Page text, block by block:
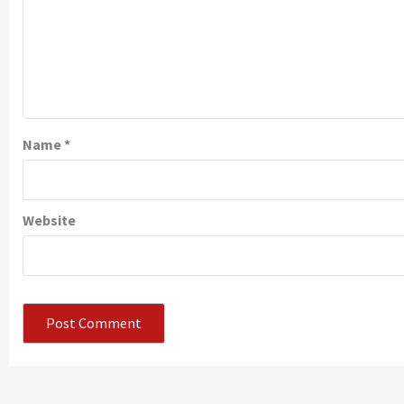
Name*
Website